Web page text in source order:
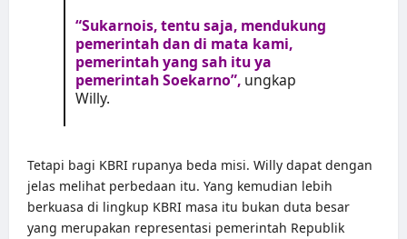
“Sukarnois, tentu saja, mendukung
pemerintah dan di mata kami,
pemerintah yang sah itu ya
pemerintah Soekarno”,ungkap
Willy.
Tetapi bagi KBRI rupanya beda misi. Willy dapat dengan
jelas melihat perbedaan itu. Yang kemudian lebih
berkuasa di lingkup KBRI masa itu bukan duta besar
yang merupakan representasi pemerintah Republik